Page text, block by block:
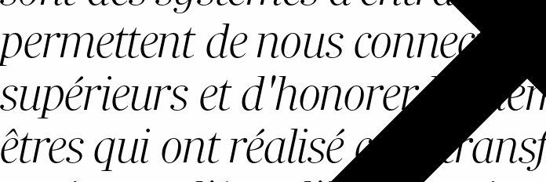
permettent de nous connecter
supérieurs et d'honorer le
êtres qui ont réalisé cette